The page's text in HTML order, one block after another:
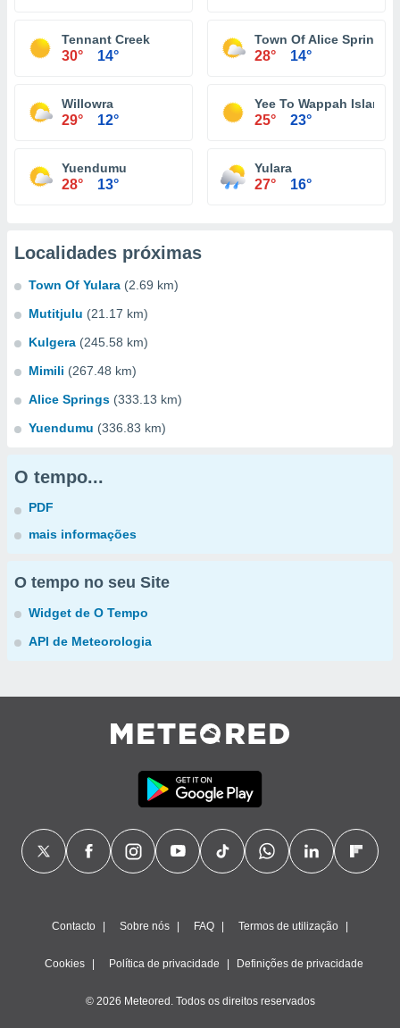
Tennant Creek
30° 14°
Town Of Alice Springs
28° 14°
Willowra
29° 12°
Yee To Wappah Island
25° 23°
Yuendumu
28° 13°
Yulara
27° 16°
Localidades próximas
Town Of Yulara (2.69 km)
Mutitjulu (21.17 km)
Kulgera (245.58 km)
Mimili (267.48 km)
Alice Springs (333.13 km)
Yuendumu (336.83 km)
O tempo...
PDF
mais informações
O tempo no seu Site
Widget de O Tempo
API de Meteorologia
Contacto Sobre nós FAQ Termos de utilização
Cookies Política de privacidade Definições de privacidade
© 2026 Meteored. Todos os direitos reservados